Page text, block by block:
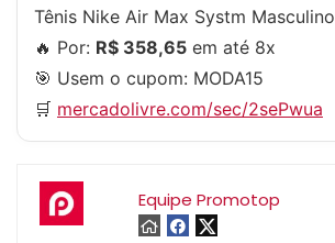
Tênis Nike Air Max Systm Masculino
🔥 Por: R$ 358,65 em até 8x
🎯 Usem o cupom: MODA15
🛒 mercadolivre.com/sec/2sePwua
Equipe Promotop